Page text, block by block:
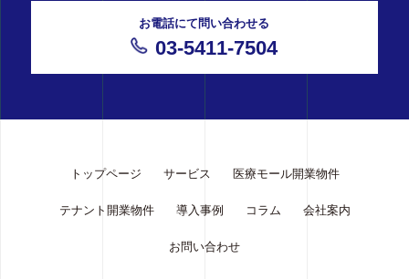
お電話にて問い合わせる
03-5411-7504
トップページ サービス 医療モール開業物件
テナント開業物件 導入事例 コラム 会社案内
お問い合わせ